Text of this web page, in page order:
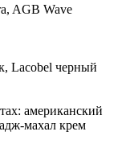
AGB Wave
Lacobel черный
американский
махал крем